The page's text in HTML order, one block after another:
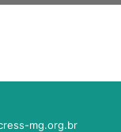
mg.org.br